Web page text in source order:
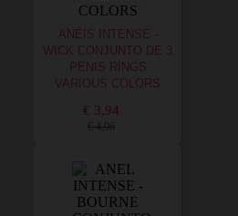
ANÉIS INTENSE -
WICK CONJUNTO DE 3
PENIS RINGS
VARIOUS COLORS
€ 3,94
€ 4,96